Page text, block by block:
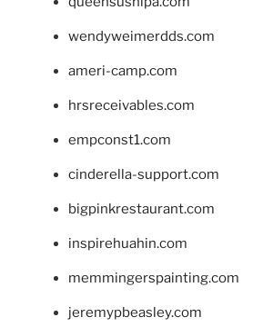
wendyweimerdds.com
ameri-camp.com
hrsreceivables.com
empconst1.com
cinderella-support.com
bigpinkrestaurant.com
inspirehuahin.com
memmingerspainting.com
jeremypbeasley.com